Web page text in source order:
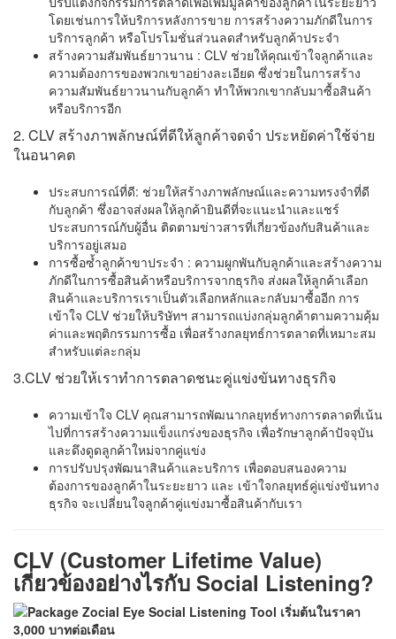
โดยเช่นการให้บริการหลังการขาย การสร้างความภักดีในการ
บริการลูกค้า หรือโปรโมชั่นส่วนลดสำหรับลูกค้าประจำ
สร้างความสัมพันธ์ยาวนาน : CLV ช่วยให้คุณเข้าใจลูกค้าและ
ความต้องการของพวกเขาอย่างละเอียด ซึ่งช่วยในการสร้าง
ความสัมพันธ์ยาวนานกับลูกค้า ทำให้พวกเขากลับมาซื้อสินค้า
หรือบริการอีก
2. CLV สร้างภาพลักษณ์ที่ดีให้ลูกค้าจดจำ ประหยัดค่าใช้จ่าย
ในอนาคต
ประสบการณ์ที่ดี: ช่วยให้สร้างภาพลักษณ์และความทรงจำที่ดี
กับลูกค้า ซึ่งอาจส่งผลให้ลูกค้ายินดีที่จะแนะนำและแชร์
ประสบการณ์กับผู้อื่น ติดตามข่าวสารที่เกี่ยวข้องกับสินค้าและ
บริการอยู่เสมอ
การซื้อซ้ำลูกค้าขาประจำ : ความผูกพันกับลูกค้าและสร้างความ
ภักดีในการซื้อสินค้าหรือบริการจากธุรกิจ ส่งผลให้ลูกค้าเลือก
สินค้าและบริการเราเป็นตัวเลือกหลักและกลับมาซื้ออีก การ
เข้าใจ CLV ช่วยให้บริษัทฯ สามารถแบ่งกลุ่มลูกค้าตามความคุ้ม
ค่าและพฤติกรรมการซื้อ เพื่อสร้างกลยุทธ์การตลาดที่เหมาะสม
สำหรับแต่ละกลุ่ม
3.CLV ช่วยให้เราทำการตลาดชนะคู่แข่งขันทางธุรกิจ
ความเข้าใจ CLV คุณสามารถพัฒนากลยุทธ์ทางการตลาดที่เน้น
ไปที่การสร้างความแข็งแกร่งของธุรกิจ เพื่อรักษาลูกค้าปัจจุบัน
และดึงดูดลูกค้าใหม่จากคู่แข่ง
การปรับปรุงพัฒนาสินค้าและบริการ เพื่อตอบสนองความ
ต้องการของลูกค้าในระยะยาว และ เข้าใจกลยุทธ์คู่แข่งขันทาง
ธุรกิจ จะเปลี่ยนใจลูกค้าคู่แข่งมาซื้อสินค้ากับเรา
CLV (Customer Lifetime Value)
เกี่ยวข้องอย่างไรกับ Social Listening?